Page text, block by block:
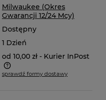
Milwaukee (Okres
Gwarancji 12/24 Mcy)
Dostępny
1 Dzień
od 10,00 zł - Kurier InPost
kosztów płatności
sprawdź formy dostawy